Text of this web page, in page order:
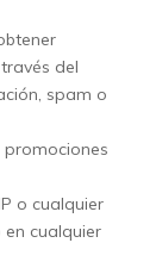
del
spam o
promociones
o cualquier
cualquier